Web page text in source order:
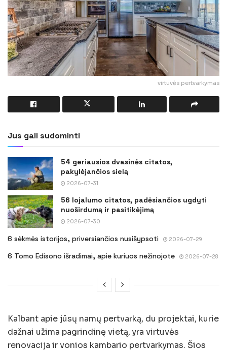
virtuvės pertvarkymas
Jus gali sudominti
54 geriausios dvasinės citatos,
pakylėjančios sielą
2026-07-31
56 lojalumo citatos, padėsiančios ugdyti
nuoširdumą ir pasitikėjimą
2026-07-30
6 sėkmės istorijos, priversiančios nusišypsoti 2026-07-29
6 Tomo Edisono išradimai, apie kuriuos nežinojote 2026-07-28
Kalbant apie jūsų namų pertvarką, du projektai, kurie
dažnai užima pagrindinę vietą, yra virtuvės
renovacija ir vonios kambario pertvarkymas. Šios